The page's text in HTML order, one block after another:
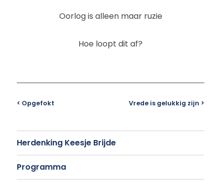
Oorlog is alleen maar ruzie
Hoe loopt dit af?
< Opgefokt Vrede is gelukkig zijn >
Herdenking Keesje Brijde
Programma